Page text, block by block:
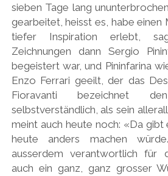
sieben Tage lang
gearbeitet, heisst es, habe
tiefer Inspiration erlebt,
Zeichnungen dann Sergio
begeistert war, und Pininfarina
Enzo Ferrari geeilt, der das
Fioravanti bezeichnet
selbstverständlich, als sein
meint auch heute noch: «Da gibt
heute anders machen
ausserdem verantwortlich für
auch ein ganz, ganz grosser